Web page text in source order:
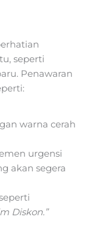
seperti
Penawaran
warna cerah
urgensi
akan segera
Diskon.”